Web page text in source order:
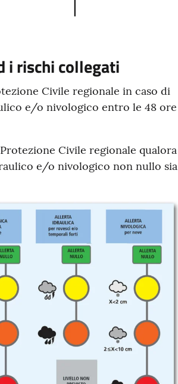
i rischi collegati
Civile regionale in caso di
e/o nivologico entro le 48 ore
Civile regionale qualora
e/o nivologico non nullo sia